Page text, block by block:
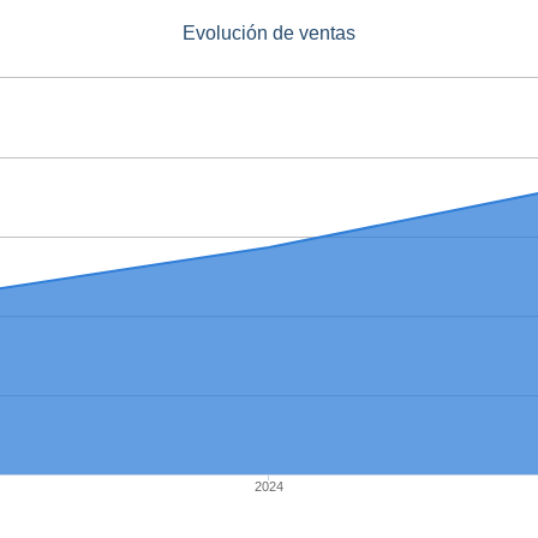
Evolución de ventas
2024